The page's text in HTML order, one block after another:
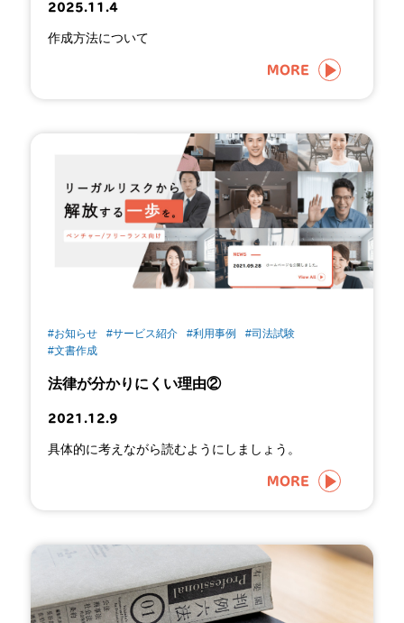
2025.11.4
作成方法について
MORE
#お知らせ #サービス紹介 #利用事例
#司法試験
#文書作成
法律が分かりにくい理由②
2021.12.9
具体的に考えながら読むようにしましょう。
MORE